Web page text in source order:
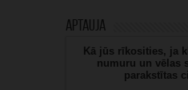
Aptauja
Kā jūs rīkosities, ja
numuru un vēlas
parakstītas